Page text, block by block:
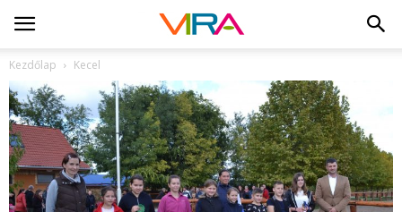
Kezdőlap Kecel